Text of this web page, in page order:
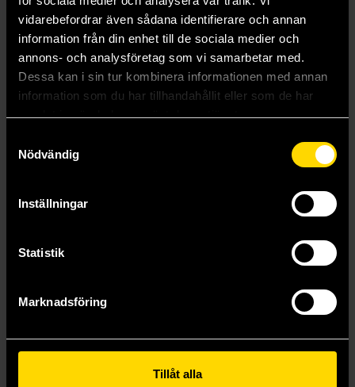
vidarebefordrar även sådana identifierare och annan
information från din enhet till de sociala medier och
annons- och analysföretag som vi samarbetar med.
Dessa kan i sin tur kombinera informationen med annan
information som du har tillhandahållit eller som de har
samlat in när du har använt deras tjänster.
Nödvändig
Inställningar
Statistik
Marknadsföring
Tillåt alla
Twin Suns Deck - Aggressive Negotations
Star Wars: Unlimited
449 kr
Star Wars: Unlimited
449 kr